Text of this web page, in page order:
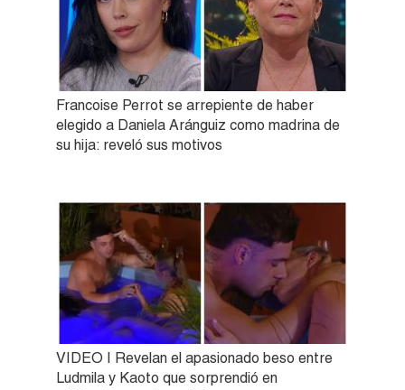
Francoise Perrot se arrepiente de haber
elegido a Daniela Aránguiz como madrina de
su hija: reveló sus motivos
VIDEO | Revelan el apasionado beso entre
Ludmila y Kaoto que sorprendió en